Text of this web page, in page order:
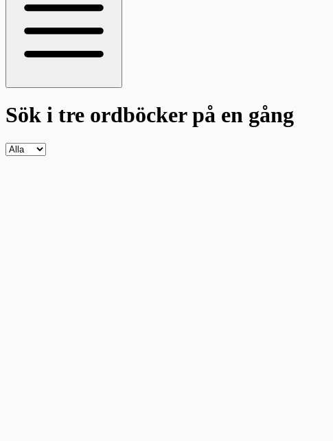
Sök i tre ordböckerpå en gång